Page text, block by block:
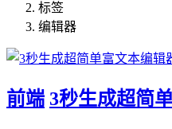
标签
编辑器
前端 3秒生成超简